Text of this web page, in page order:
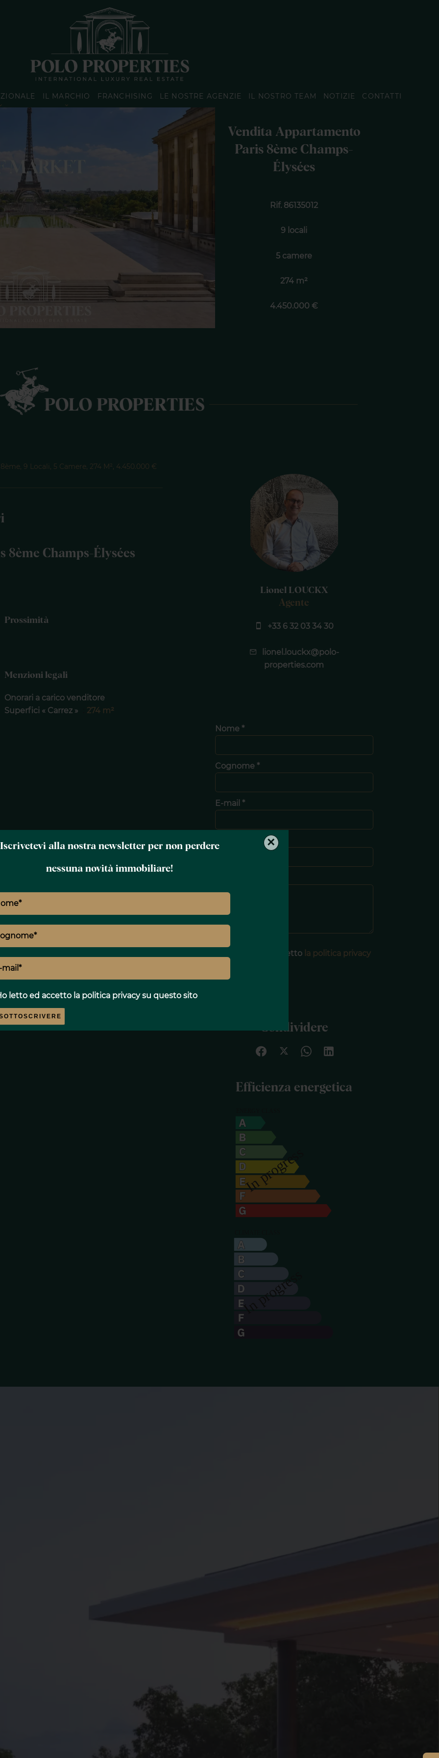
Iscrivetevi alla nostra newsletter per non perdere
nessuna novità immobiliare!
letto ed accetto la politica privacysu questo sito
×
IL MARCHIO FRANCHISING LE NOSTRE AGENZIE IL NOSTRO TEAM NOTIZIE CONTATTI
Vendita Appartamento
Paris 8ème Champs-
Élysées
Rif. 86135012
9 locali
5 camere
274 m²
4.450.000 €
9 Locali, 5 Camere, 274 M², 4.450.000 €
8ème Champs-Élysées
Prossimità
Menzioni legali
Onorari a carico venditore
Superfici « Carrez »
274 m²
Lionel LOUCKX
Agente
+33 6 32 03 34 30
lionel.louckx@polo-
properties.com
Nome *
Cognome *
E-mail *
Ho letto ed accetto la politica privacy
Condividere
Efficienza energetica